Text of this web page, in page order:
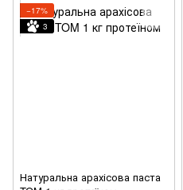
−17%
3
Натуральна арахісова паста